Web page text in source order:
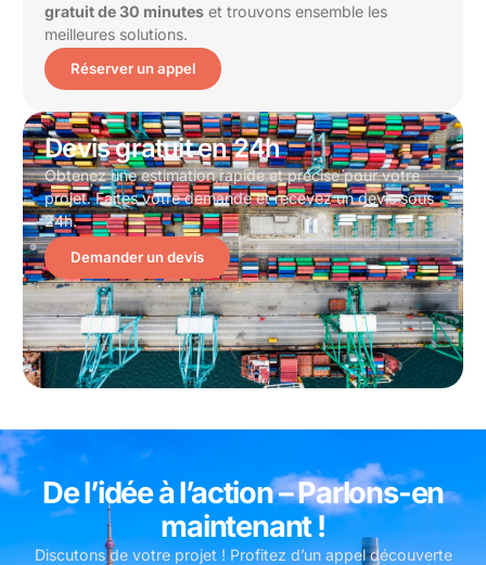
gratuit de 30 minutes et trouvons ensemble les
meilleures solutions.
Réserver un appel
Devis gratuit en 24h
Obtenez une estimation rapide et précise pour votre
projet. Faites votre demande et recevez un devis sous
24h.
Demander un devis
De l’idée à l’action – Parlons-en
maintenant !
Discutons de votre projet ! Profitez d’un appel découverte